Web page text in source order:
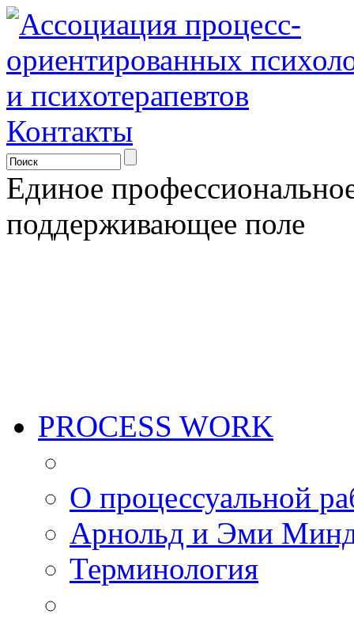
Контакты
Единое
поддерживающее поле
PROCESS WORK
О процессуальной
Арнольд и Эми
Терминология